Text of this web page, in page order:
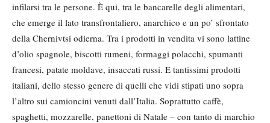
infilarsi tra le persone. È qui, tra le bancarelle degli alimentari,
che emerge il lato transfrontaliero, anarchico e un po’ sfrontato
della Chernivtsi odierna. Tra i prodotti in vendita vi sono lattine
d’olio spagnole, biscotti rumeni, formaggi polacchi, spumanti
francesi, patate moldave, insaccati russi. E tantissimi prodotti
italiani, dello stesso genere di quelli che vidi stipati uno sopra
l’altro sui camioncini venuti dall’Italia. Soprattutto caffè,
spaghetti, mozzarelle, panettoni di Natale – con tanto di marchio